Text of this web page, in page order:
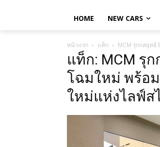
HOME NEW CARS
หน้าแรก แท็ก MCM รุกกลยุท
แท็ก: MCM รุ
โฉมใหม่ พร้อ
ใหม่แห่งไลฟ์ส